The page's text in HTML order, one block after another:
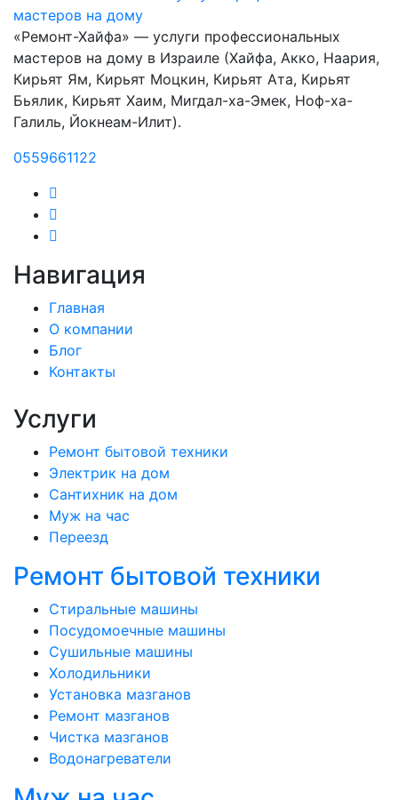
«Ремонт-Хайфа» — услуги профессиональных
мастеров на дому в Израиле (Хайфа, Акко, Наария,
Кирьят Ям, Кирьят Моцкин, Кирьят Ата, Кирьят
Бьялик, Кирьят Хаим, Мигдал-ха-Эмек, Ноф-ха-
Галиль, Йокнеам-Илит).
0559661122
Навигация
Главная
О компании
Блог
Контакты
Услуги
Ремонт бытовой техники
Электрик на дом
Сантихник на дом
Муж на час
Переезд
Ремонт бытовой техники
Стиральные машины
Посудомоечные машины
Сушильные машины
Холодильники
Установка мазганов
Ремонт мазганов
Чистка мазганов
Водонагреватели